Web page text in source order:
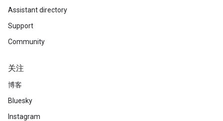
Assistant directory
Support
Community
关注
博客
Bluesky
Instagram